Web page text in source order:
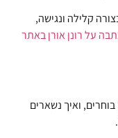
קלילה ונגישה,
על רונן אורן באתר
ואיך נשארים